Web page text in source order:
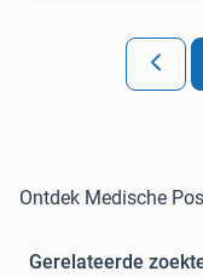
Ontdek Medische
Gerelateerde